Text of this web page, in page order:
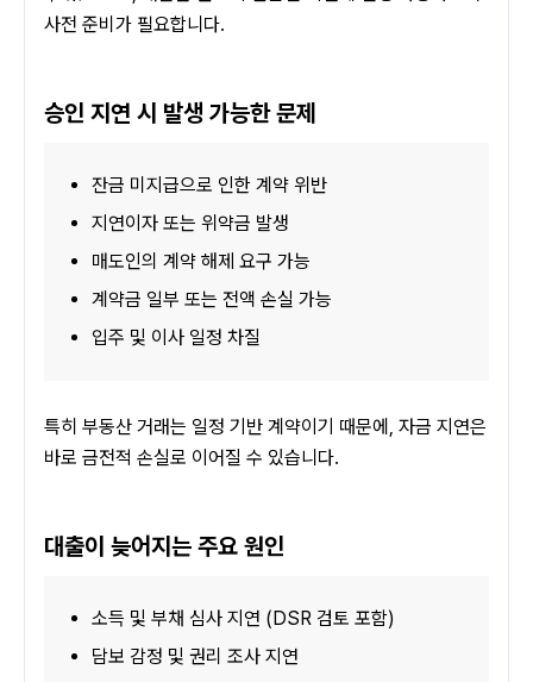
사전 준비가 필요합니다.
승인 지연 시 발생 가능한 문제
잔금 미지급으로 인한 계약 위반
지연이자 또는 위약금 발생
매도인의 계약 해제 요구 가능
계약금 일부 또는 전액 손실 가능
입주 및 이사 일정 차질
특히 부동산 거래는 일정 기반 계약이기 때문에, 자금 지연은
바로 금전적 손실로 이어질 수 있습니다.
대출이 늦어지는 주요 원인
소득 및 부채 심사 지연 (DSR 검토 포함)
담보 감정 및 권리 조사 지연